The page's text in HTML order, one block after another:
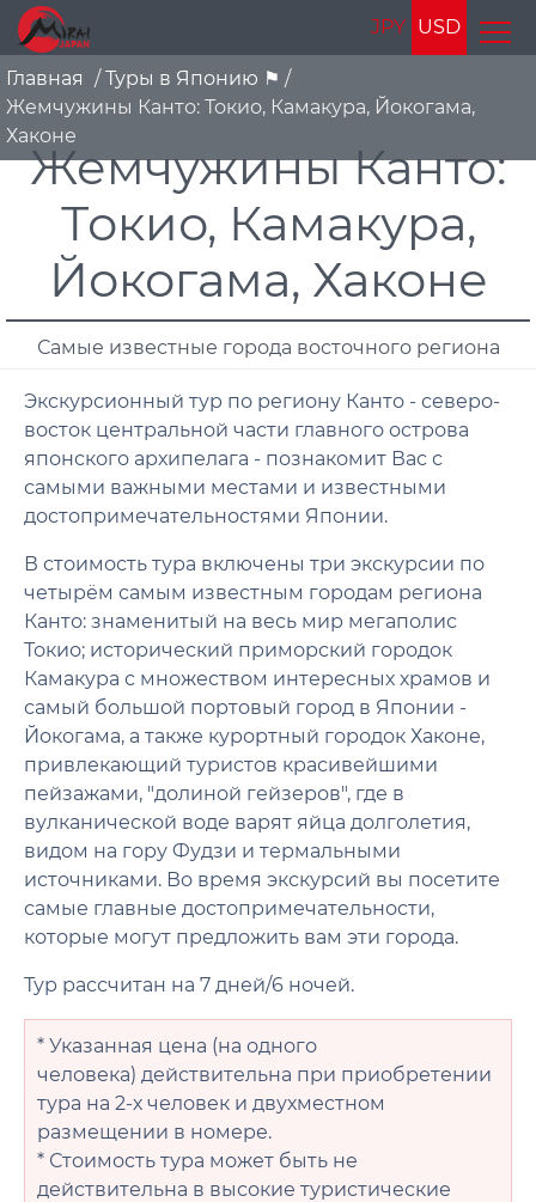
JPY USD
Главная / Туры в Японию ⚑ /
Жемчужины Канто: Токио, Камакура, Йокогама,
Хаконе
Жемчужины Канто:
Токио, Камакура,
Йокогама, Хаконе
Самые известные города восточного региона
Экскурсионный тур по региону Канто - северо-
восток центральной части главного острова
японского архипелага - познакомит Вас с
самыми важными местами и известными
достопримечательностями Японии.
В стоимость тура включены три экскурсии по
четырём самым известным городам региона
Канто: знаменитый на весь мир мегаполис
Токио; исторический приморский городок
Камакура с множеством интересных храмов и
самый большой портовый город в Японии -
Йокогама, а также курортный городок Хаконе,
привлекающий туристов красивейшими
пейзажами, "долиной гейзеров", где в
вулканической воде варят яйца долголетия,
видом на гору Фудзи и термальными
источниками. Во время экскурсий вы посетите
самые главные достопримечательности,
которые могут предложить вам эти города.
Тур рассчитан на 7 дней/6 ночей.
* Указанная цена (на одного
человека) действительна при приобретении
тура на 2-х человек и двухместном
размещении в номере.
* Стоимость тура может быть не
действительна в высокие туристические